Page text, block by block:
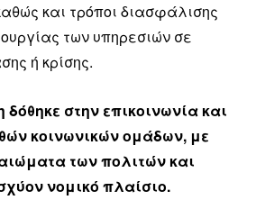
και τρόποι διασφάλισης
των υπηρεσιών σε
ή κρίσης.
δόθηκε στην επικοινωνία και
κοινωνικών ομάδων, με
των πολιτών και
νομικό πλαίσιο.